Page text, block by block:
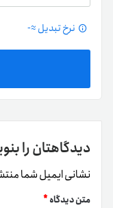
نرخ تبدیل ≈-
دیدگاهتان را
نشانی ایمیل شما
متن دیدگاه*